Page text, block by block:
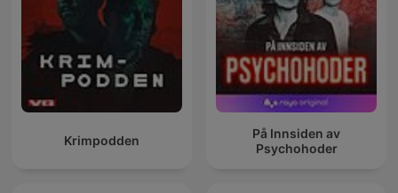
Krimpodden
På Innsiden av
Psychohoder